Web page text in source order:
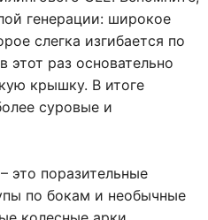
генерации: широкое
слегка изгибается по
раз основательно
крышку. В итоге
суровые и
это поразительные
по бокам и необычные